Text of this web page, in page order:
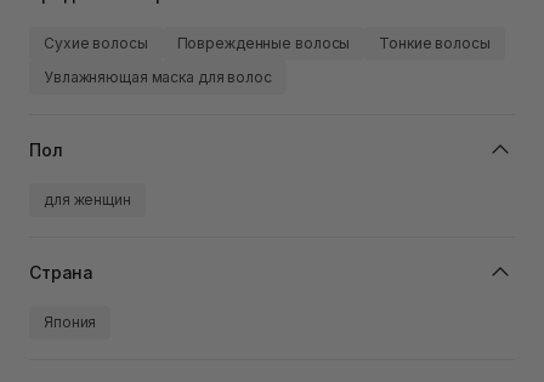
Сухие волосы Поврежденные волосы
Тонкие волосы
Увлажняющая маска для волос
Пол
для женщин
Страна
Япония